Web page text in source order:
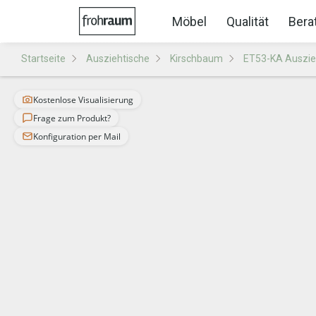
Möbel Qualität
Startseite Ausziehtische Kirschbaum ET53-KA
Kostenlose Visualisierung
Frage zum Produkt?
Konfiguration per Mail